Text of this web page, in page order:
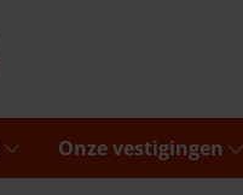
Onze vestigingen